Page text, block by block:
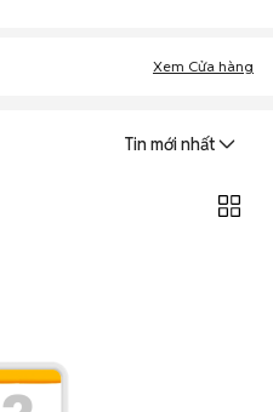
Xem Cửa hàng
Tin mới nhất